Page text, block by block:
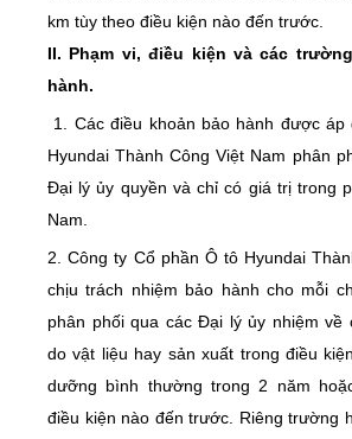
km tùy theo điều kiện nào đến trước.
II. Phạm vi, điều kiện và các
hành.
1. Các điều khoản bảo hành được
Hyundai Thành Công Việt Nam phân
Đại lý ủy quyền và chỉ có giá trị trong
Nam.
2. Công ty Cổ phần Ô tô Hyundai
chịu trách nhiệm bảo hành cho mỗi
phân phối qua các Đại lý ủy nhiệm về
do vật liệu hay sản xuất trong điều
dưỡng bình thường trong 2 năm
điều kiện nào đến trước. Riêng trường